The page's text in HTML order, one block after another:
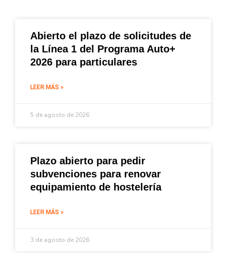
Abierto el plazo de solicitudes de
la Línea 1 del Programa Auto+
2026 para particulares
LEER MÁS »
5 de agosto de 2026
Plazo abierto para pedir
subvenciones para renovar
equipamiento de hostelería
LEER MÁS »
3 de agosto de 2026